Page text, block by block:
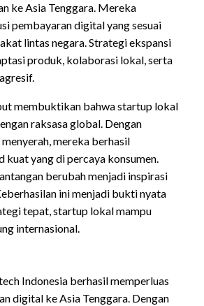
ke Asia Tenggara. Mereka
pembayaran digital yang sesuai
lintas negara. Strategi ekspansi
produk, kolaborasi lokal, serta
membuktikan bahwa startup lokal
raksasa global. Dengan
mereka berhasil
kuat yang di percaya konsumen.
berubah menjadi inspirasi
ini menjadi bukti nyata
tepat, startup lokal mampu
internasional.
Indonesia berhasil memperluas
digital ke Asia Tenggara. Dengan